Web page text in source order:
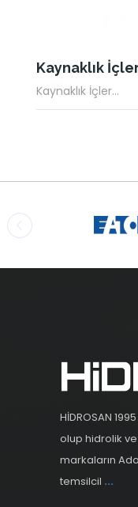
Kaynaklık
Kaynaklık İçler...
HİDROSAN
olup hidrolik
markaların
temsilcil ...